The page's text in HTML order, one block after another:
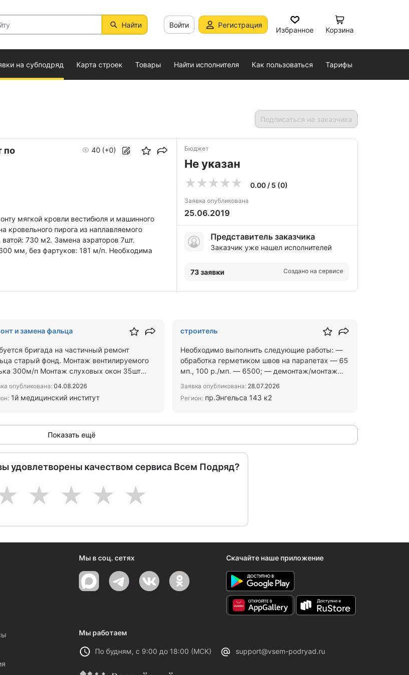
Найти Войти Регистрация
Избранное Корзина
на субподряд Карта строек Товары Найти исполнителя Как пользоваться Тарифы
Подписаться на заказчика
по
40 (+0)
мягкой кровли вестибюля и машинного
кровельного пирога из наплавляемого
730 м2. Замена аэраторов 7шт.
мм, без фартуков: 181 м/п. Необходима
Бюджет
Не указан
0.00 / 5 (0)
Заявка опубликована
25.06.2019
Представитель заказчика
Заказчик уже нашел исполнителей
73 заявки Создано на сервисе
и замена фальца
бригада на частичный ремонт
старый фонд. Монтаж вентилируемого
300м/п Монтаж слуховых окон 35шт
опубликована:04.08.2026
1й медицинский институт
строитель
Необходимо выполнить следующие работы: —
обработка герметиком швов на парапетах — 65
мп., 100 р./мп. — 6500; — демонтаж/монтаж
Заявка опубликована:28.07.2026
Регион:пр.Энгельса 143 к2
Показать ещё
удовлетворены качеством сервиса Всем Подряд?
5
4
3
2
Мы в соц. сетях Скачайте наше приложение
Мы работаем
По будням, с 9:00 до 18:00 (МСК) support@vsem-podryad.ru